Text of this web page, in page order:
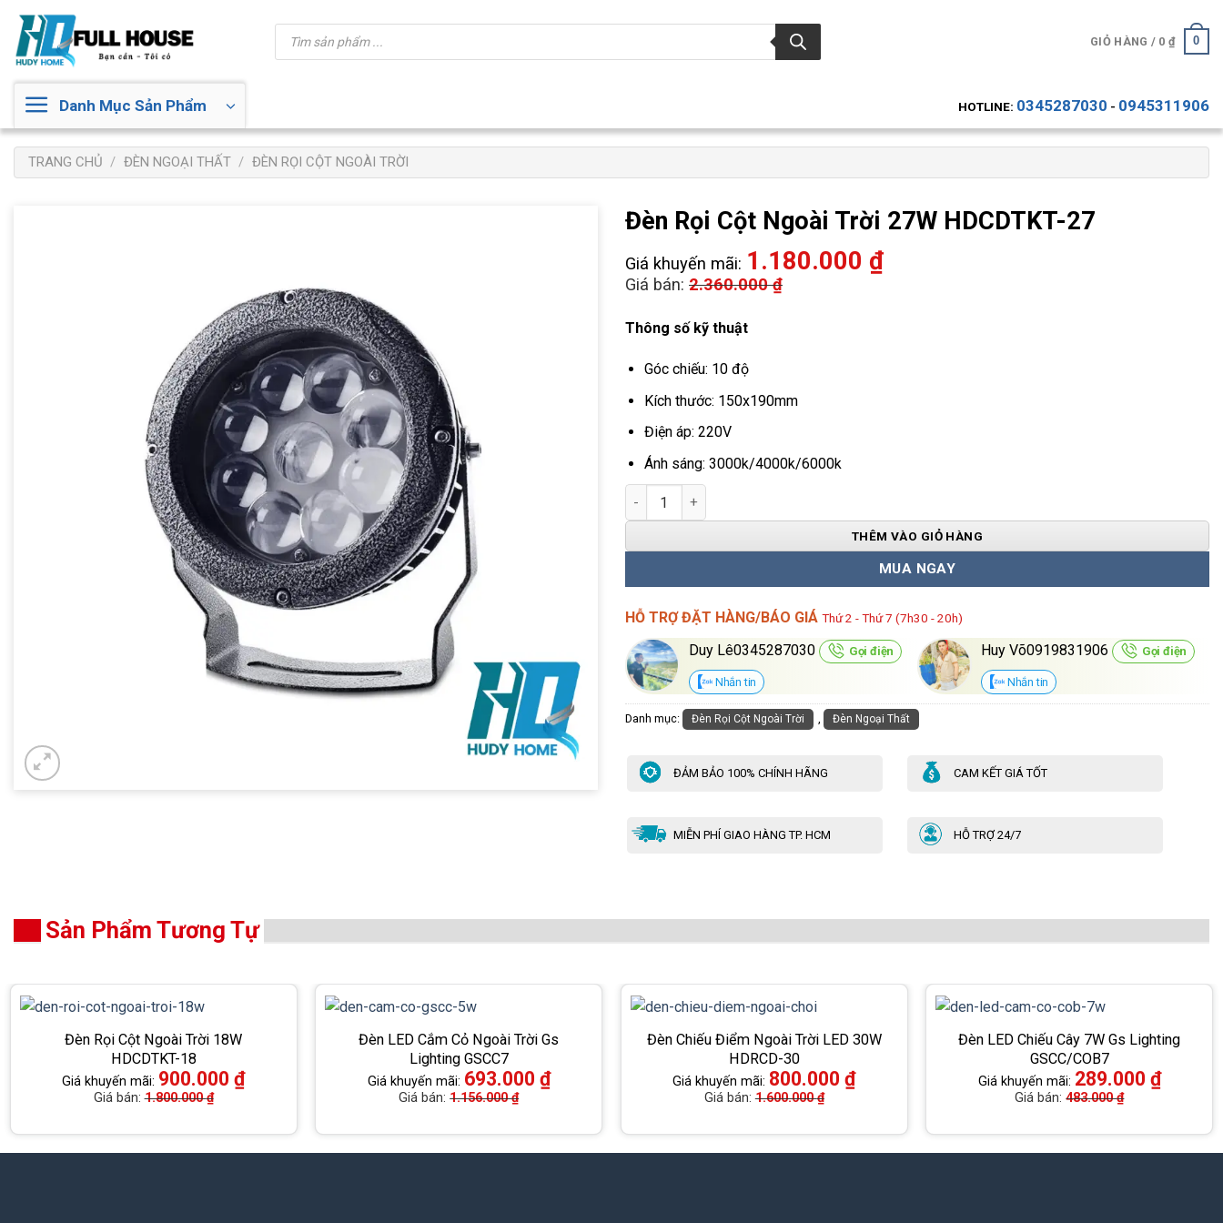
qua
nội
dung
Tìm
kiếm
phẩm
GIỎ HÀNG / 0 ₫ 0
Danh Mục Sản Phẩm HOTLINE: 0345287030 - 0945311906
TRANG CHỦ / ĐÈN NGOẠI THẤT / ĐÈN RỌI CỘT NGOÀI TRỜI
Đèn Rọi Cột Ngoài Trời 27W HDCDTKT-27
Giá khuyến mãi: 1.180.000 ₫
Giá bán: 2.360.000₫
Thông số kỹ thuật
Góc chiếu: 10 độ
Kích thước: 150x190mm
Điện áp: 220V
Ánh sáng: 3000k/4000k/6000k
Đèn Rọi Cột Ngoài Trời 27W HDCDTKT-27 số lượng
THÊM VÀO GIỎ HÀNG
MUA NGAY
HỖ TRỢ ĐẶT HÀNG/BÁO GIÁ Thứ 2 - Thứ 7 (7h30 - 20h)
Duy Lê0345287030 Gọi điện
Nhắn tin
Huy Võ0919831906 Gọi điện
Nhắn tin
Danh mục: Đèn Rọi Cột Ngoài Trời Đèn Ngoại Thất
ĐẢM BẢO 100% CHÍNH HÃNG CAM KẾT GIÁ TỐT
MIỄN PHÍ GIAO HÀNG TP. HCM HỖ TRỢ 24/7
Sản Phẩm Tương Tự
Đèn Rọi Cột Ngoài Trời 18W
HDCDTKT-18
Giá khuyến mãi: 900.000₫
Giá bán:1.800.000₫
Đèn LED Cắm Cỏ Ngoài Trời Gs
Lighting GSCC7
Giá khuyến mãi: 693.000 ₫
Giá bán:1.156.000₫
Đèn Chiếu Điểm Ngoài Trời LED 30W
HDRCD-30
Giá khuyến mãi: 800.000₫
Giá bán:1.600.000₫
Đèn LED Chiếu Cây 7W Gs Lighting
GSCC/COB7
Giá khuyến mãi: 289.000 ₫
Giá bán:483.000₫